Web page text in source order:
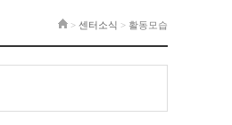
> 센터소식 > 활동모습